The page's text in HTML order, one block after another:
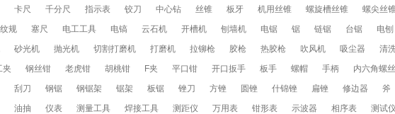
卡尺 千分尺 指示表 铰刀 中心钻 丝锥 板牙 机用丝锥 螺旋槽丝锥 螺尖丝
规 塞尺 电工工具 电镐 云石机 开槽机 刨墙机 电锯 锯 链锯 台锯 电刨
砂光机 抛光机 切割打磨机 打磨机 拉铆枪 胶枪 热胶枪 吹风机 吸尘器 清
夹 钢丝钳 老虎钳 胡桃钳 F夹 平口钳 开口扳手 板手 螺帽 手柄 内六角螺
刮刀 钢锯 钢锯架 锯架 板锯 锉刀 方锉 圆锉 什锦锉 扁锉 修边器 斧
油抽 仪表 测量工具 焊接工具 测距仪 万用表 钳形表 示波器 相序表 测试仪